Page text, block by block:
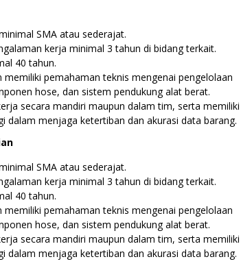
SMA atau sederajat.
kerja minimal 3 tahun di bidang terkait.
40 tahun.
memiliki pemahaman teknis mengenai pengelolaan
hose, dan sistem pendukung alat berat.
secara mandiri maupun dalam tim, serta memiliki
dalam menjaga ketertiban dan akurasi data barang.
SMA atau sederajat.
kerja minimal 3 tahun di bidang terkait.
40 tahun.
memiliki pemahaman teknis mengenai pengelolaan
hose, dan sistem pendukung alat berat.
secara mandiri maupun dalam tim, serta memiliki
dalam menjaga ketertiban dan akurasi data barang.